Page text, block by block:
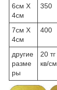
6см Х
4см
350
7см Х
4см
400
другие
разме
ры
20 тг
кв/см